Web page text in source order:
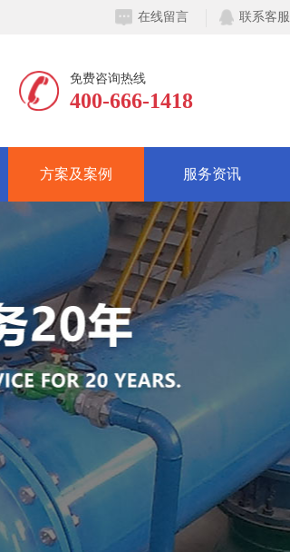
在线留言 联系客服
免费咨询热线
400-666-1418
方案及案例 服务资讯